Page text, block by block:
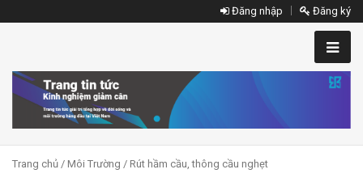
Đăng nhập Đăng ký
Trang chủ / Môi Trường / Rút hầm cầu, thông cầu nghẹt